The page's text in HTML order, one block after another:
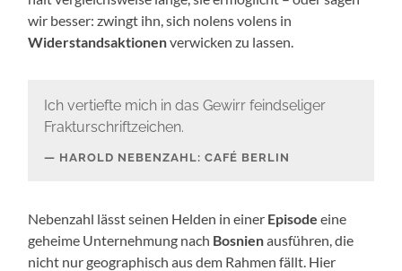
wir besser: zwingt ihn, sich nolens volens in
Widerstandsaktionenverwicken zu lassen.
Ich vertiefte mich in das Gewirr feindseliger
Frakturschriftzeichen.
HAROLD NEBENZAHL: CAFÉ BERLIN
Nebenzahl lässt seinen Helden in einer Episodeeine
geheime Unternehmung nach Bosnienausführen, die
nicht nur geographisch aus dem Rahmen fällt. Hier